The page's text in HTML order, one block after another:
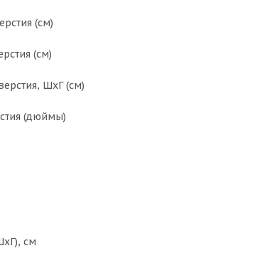
(см)
(см)
ШxГ (см)
(дюймы)
см